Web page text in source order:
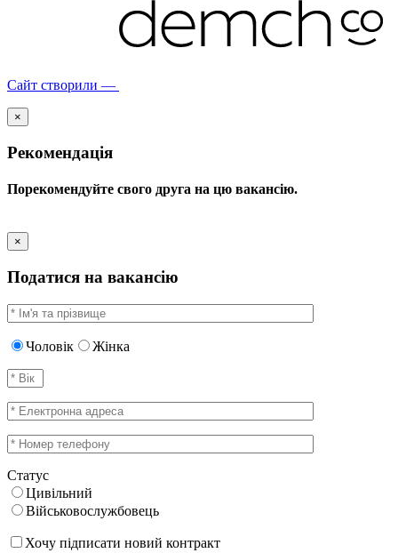
Сайт створили —
×
Рекомендація
Порекомендуйте свого друга на цю вакансію.
×
Податися на вакансію
Чоловік Жінка
Статус
Цивільний
Військовослужбовець
Хочу підписати новий контракт